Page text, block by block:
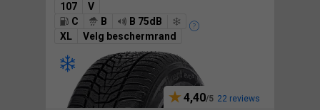
107
V
C
B
B 75dB
XL
Velg beschermrand
4,40 22 reviews